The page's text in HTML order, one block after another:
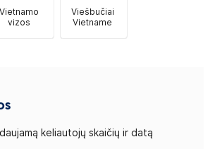
Vietnamo
vizos
Viešbučiai
Vietname
keliautojų skaičių ir datą